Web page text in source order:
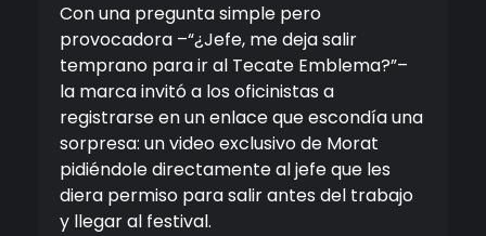
Con una pregunta simple pero
provocadora –“¿Jefe, me deja salir
temprano para ir al Tecate Emblema?”–
la marca invitó a los oficinistas a
registrarse en un enlace que escondía una
sorpresa: un video exclusivo de Morat
pidiéndole directamente al jefe que les
diera permiso para salir antes del trabajo
y llegar al festival.